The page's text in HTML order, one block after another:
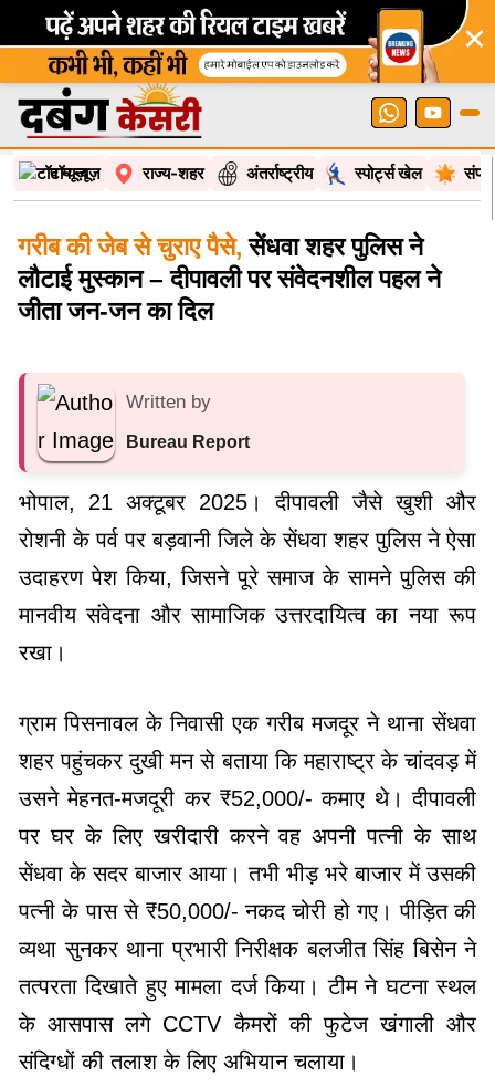
×
टॉप न्यूज़ राज्य-शहर अंतर्राष्ट्रीय स्पोर्ट्स खेल
गरीब की जेब से चुराए पैसे, सेंधवा शहर पुलिस ने
लौटाई मुस्कान – दीपावली पर संवेदनशील पहल ने
जीता जन-जन का दिल
Written by
Bureau Report
भोपाल, 21 अक्टूबर 2025। दीपावली जैसे खुशी और
रोशनी के पर्व पर बड़वानी जिले के सेंधवा शहर पुलिस ने ऐसा
उदाहरण पेश किया, जिसने पूरे समाज के सामने पुलिस की
मानवीय संवेदना और सामाजिक उत्तरदायित्व का नया रूप
रखा।
ग्राम पिसनावल के निवासी एक गरीब मजदूर ने थाना सेंधवा
शहर पहुंचकर दुखी मन से बताया कि महाराष्ट्र के चांदवड़ में
उसने मेहनत-मजदूरी कर ₹52,000/- कमाए थे। दीपावली
पर घर के लिए खरीदारी करने वह अपनी पत्नी के साथ
सेंधवा के सदर बाजार आया। तभी भीड़ भरे बाजार में उसकी
पत्नी के पास से ₹50,000/- नकद चोरी हो गए। पीड़ित की
व्यथा सुनकर थाना प्रभारी निरीक्षक बलजीत सिंह बिसेन ने
तत्परता दिखाते हुए मामला दर्ज किया। टीम ने घटना स्थल
के आसपास लगे CCTV कैमरों की फुटेज खंगाली और
संदिग्धों की तलाश के लिए अभियान चलाया।